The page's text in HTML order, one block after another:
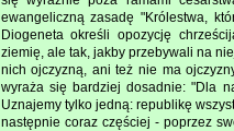
ewangeliczną zasadę "Królestwa,
Diogeneta określi opozycję
ziemię, ale tak, jakby przebywali na
nich ojczyzną, ani też nie ma
wyraża się bardziej dosadnie: "Dla
Uznajemy tylko jedną: republikę
następnie coraz częściej - poprzez